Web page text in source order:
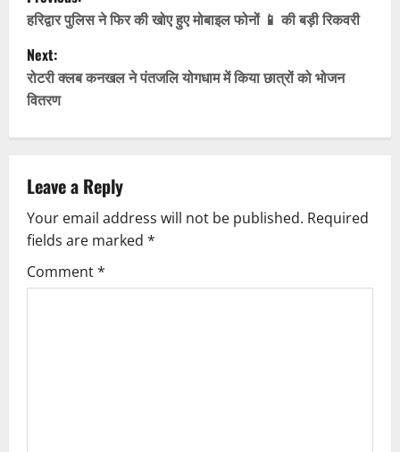
o
s
t
n
a
v
i
g
हरिद्वार पुलिस ने फिर की खोए हुए मोबाइल फोनों 📱 की बड़ी रिकवरी
Next:
रोटरी क्लब कनखल ने पंतजलि योगधाम में किया छात्रों को भोजन
वितरण
Leave a Reply
Your email address will not be published. Required
fields are marked *
Comment*